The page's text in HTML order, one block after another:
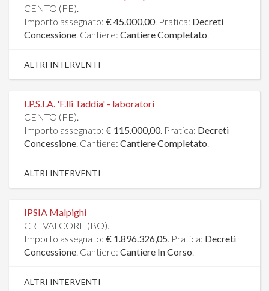
CENTO (FE).
Importo assegnato: € 45.000,00. Pratica: Decreti
Concessione. Cantiere: Cantiere Completato.
ALTRI INTERVENTI
I.P.S.I.A. 'F.lli Taddia' - laboratori
CENTO (FE).
Importo assegnato: € 115.000,00. Pratica: Decreti
Concessione. Cantiere: Cantiere Completato.
ALTRI INTERVENTI
IPSIA Malpighi
CREVALCORE (BO).
Importo assegnato: € 1.896.326,05. Pratica: Decreti
Concessione. Cantiere: Cantiere In Corso.
ALTRI INTERVENTI